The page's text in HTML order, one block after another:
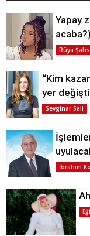
Yapay
acaba?)
Rüya
“Kim
yer
Sevginar Sali
İbrahim